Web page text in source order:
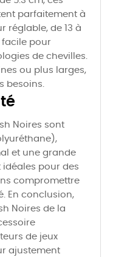
parfaitement à
réglable, de 13 à
facile pour
de chevilles.
ou plus larges,
besoins.
Noires sont
et une grande
idéales pour des
compromettre
En conclusion,
Noires de la
de jeux
ajustement